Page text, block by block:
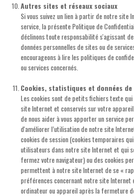
Autres sites et réseaux sociaux
Si vous suivez un lien à partir de notre site
service, la présente Politique de
déclinons toute responsabilité s'agissant
données personnelles de sites ou de
encourageons à lire les politiques de
ou services concernés.
Cookies, statistiques et données
Les cookies sont de petits fichiers texte
site Internet et conservés sur votre
de nous aider à vous apporter un service
d'améliorer l’utilisation de notre site
cookies de session (cookies temporaires
utilisateurs dans notre site Internet et qui
fermez votre navigateur) ou des cookies
permettent à notre site Internet de se «
préférences concernant notre site
ordinateur ou appareil après la fermeture